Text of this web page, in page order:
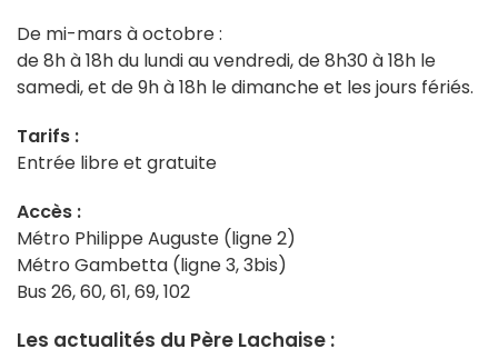
De mi-mars à octobre :
de 8h à 18h du lundi au vendredi, de 8h30 à 18h le
samedi, et de 9h à 18h le dimanche et les jours fériés.
Tarifs :
Entrée libre et gratuite
Accès :
Métro Philippe Auguste (ligne 2)
Métro Gambetta (ligne 3, 3bis)
Bus 26, 60, 61, 69, 102
Les actualités du Père Lachaise :